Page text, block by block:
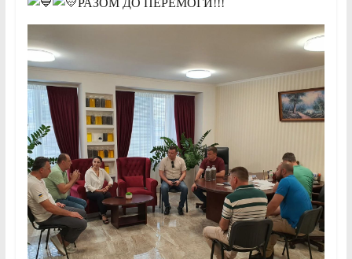
РАЗОМ ДО ПЕРЕМОГИ!!!